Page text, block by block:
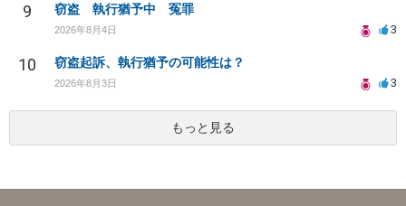
9 窃盗 執行猶予中 冤罪
2026年8月4日 3
10 窃盗起訴、執行猶予の可能性は？
2026年8月3日 3
もっと見る